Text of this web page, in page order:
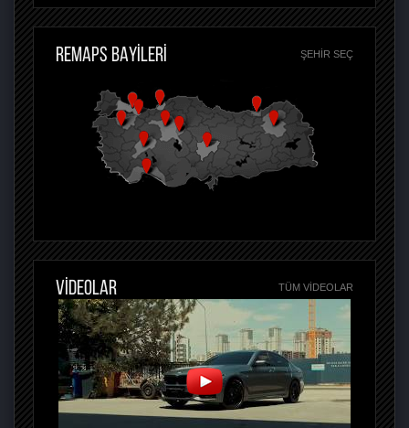
REMAPS BAYİLERİ ŞEHIR SEÇ
VİDEOLAR TÜM VIDEOLAR